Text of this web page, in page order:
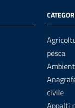
pesca
civile